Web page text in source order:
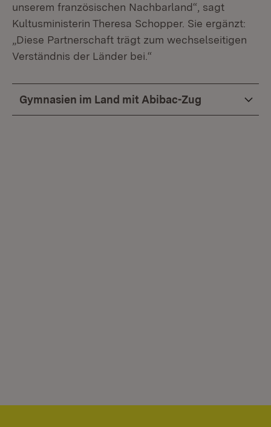
unserem französischen Nachbarland“, sagt
Kultusministerin Theresa Schopper. Sie ergänzt:
„Diese Partnerschaft trägt zum wechselseitigen
Verständnis der Länder bei.“
Gymnasien im Land mit Abibac-Zug